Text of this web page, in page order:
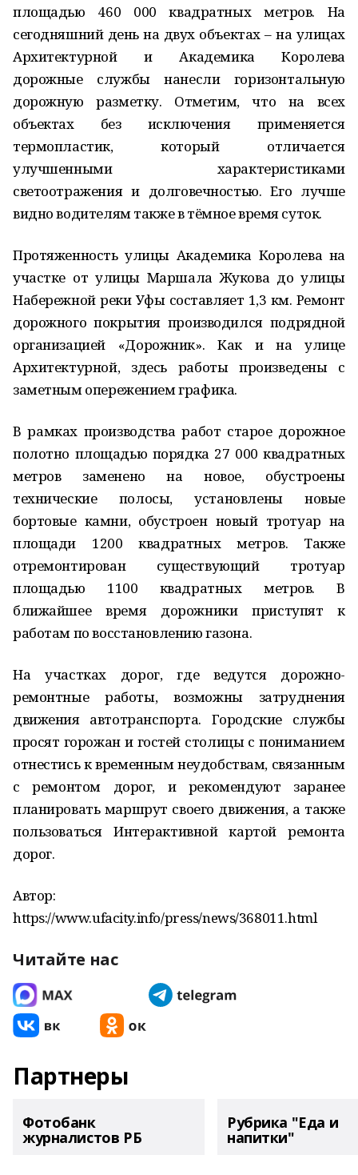
площадью 460 000 квадратных метров. На
сегодняшний день на двух объектах – на улицах
Архитектурной и Академика Королева
дорожные службы нанесли горизонтальную
дорожную разметку. Отметим, что на всех
объектах без исключения применяется
термопластик, который отличается
улучшенными характеристиками
светоотражения и долговечностью. Его лучше
видно водителям также в тёмное время суток.
Протяженность улицы Академика Королева на
участке от улицы Маршала Жукова до улицы
Набережной реки Уфы составляет 1,3 км. Ремонт
дорожного покрытия производился подрядной
организацией «Дорожник». Как и на улице
Архитектурной, здесь работы произведены с
заметным опережением графика.
В рамках производства работ старое дорожное
полотно площадью порядка 27 000 квадратных
метров заменено на новое, обустроены
технические полосы, установлены новые
бортовые камни, обустроен новый тротуар на
площади 1200 квадратных метров. Также
отремонтирован существующий тротуар
площадью 1100 квадратных метров. В
ближайшее время дорожники приступят к
работам по восстановлению газона.
На участках дорог, где ведутся дорожно-
ремонтные работы, возможны затруднения
движения автотранспорта. Городские службы
просят горожан и гостей столицы с пониманием
отнестись к временным неудобствам, связанным
с ремонтом дорог, и рекомендуют заранее
планировать маршрут своего движения, а также
пользоваться Интерактивной картой ремонта
дорог.
Автор:
https://www.ufacity.info/press/news/368011.html
Читайте нас
Партнеры
Фотобанк
журналистов РБ
Рубрика "Еда и
напитки"